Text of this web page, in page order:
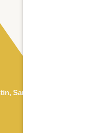
San Antonio & Dallas, TX